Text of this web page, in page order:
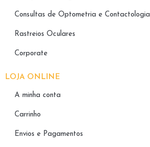
Consultas de Optometria e Contactologia​
Rastreios Oculares
Corporate
LOJA ONLINE
A minha conta
Carrinho
Envios e Pagamentos